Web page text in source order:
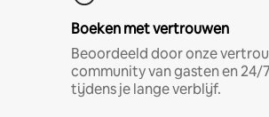
Boeken met vertrouwen
Beoordeeld door onze
community van gasten en 24/
tijdens je lange verblijf.